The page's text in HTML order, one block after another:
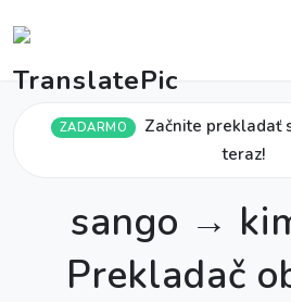
ZADARMO
Začnite prekladať
teraz!
sango →
Prekladač